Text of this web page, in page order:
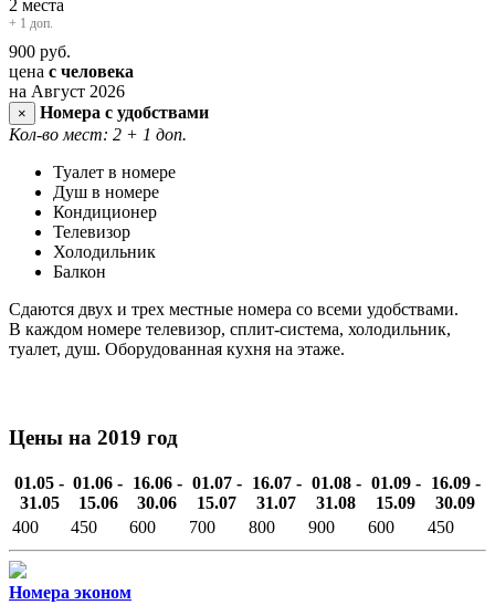
2 места
+ 1 доп.
900 руб.
цена с человека
на Август 2026
×
Номера с удобствами
Кол-во мест: 2 + 1 доп.
Туалет в номере
Душ в номере
Кондиционер
Телевизор
Холодильник
Балкон
Сдаются двух и трех местные номера со всеми удобствами.
В каждом номере телевизор, сплит-система, холодильник,
туалет, душ. Оборудованная кухня на этаже.
Цены на 2019 год
01.05 -
31.05
01.06 -
15.06
16.06 -
30.06
01.07 -
15.07
16.07 -
31.07
01.08 -
31.08
01.09 -
15.09
16.09 -
30.09
400
450 600 700 800 900 600 450
Номера эконом